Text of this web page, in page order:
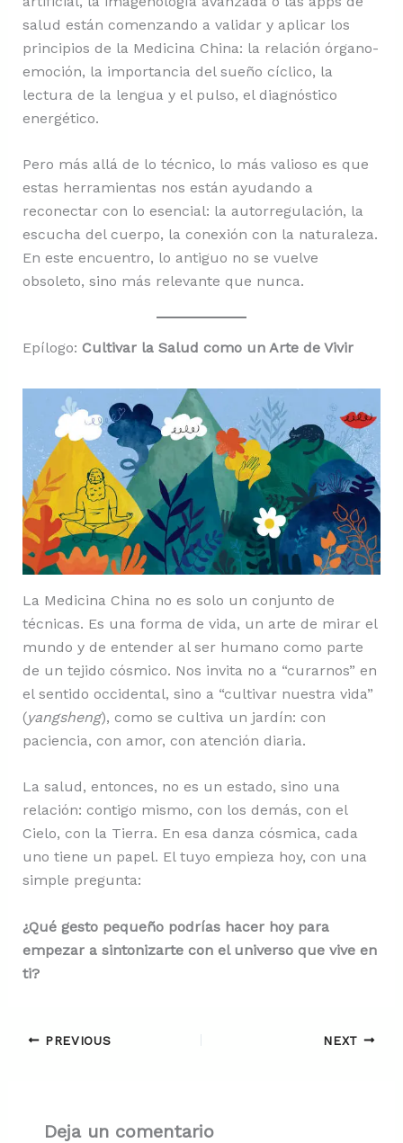
salud están comenzando a validar y aplicar los
principios de la Medicina China: la relación órgano-
emoción, la importancia del sueño cíclico, la
lectura de la lengua y el pulso, el diagnóstico
energético.
Pero más allá de lo técnico, lo más valioso es que
estas herramientas nos están ayudando a
reconectar con lo esencial: la autorregulación, la
escucha del cuerpo, la conexión con la naturaleza.
En este encuentro, lo antiguo no se vuelve
obsoleto, sino más relevante que nunca.
Epílogo: Cultivar la Salud como un Arte de Vivir
La Medicina China no es solo un conjunto de
técnicas. Es una forma de vida, un arte de mirar el
mundo y de entender al ser humano como parte
de un tejido cósmico. Nos invita no a “curarnos” en
el sentido occidental, sino a “cultivar nuestra vida”
(yangsheng), como se cultiva un jardín: con
paciencia, con amor, con atención diaria.
La salud, entonces, no es un estado, sino una
relación: contigo mismo, con los demás, con el
Cielo, con la Tierra. En esa danza cósmica, cada
uno tiene un papel. El tuyo empieza hoy, con una
simple pregunta:
¿Qué gesto pequeño podrías hacer hoy para
empezar a sintonizarte con el universo que vive en
ti?
PREVIOUS NEXT
Deja un comentario